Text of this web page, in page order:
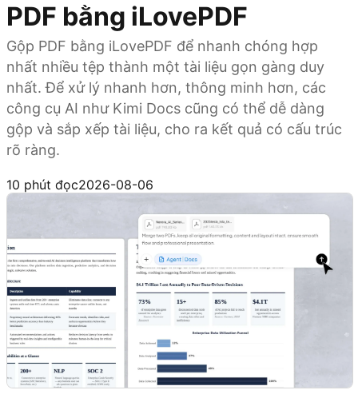
PDF bằng iLovePDF
Gộp PDF bằng iLovePDF để nhanh chóng hợp
nhất nhiều tệp thành một tài liệu gọn gàng duy
nhất. Để xử lý nhanh hơn, thông minh hơn, các
công cụ AI như Kimi Docs cũng có thể dễ dàng
gộp và sắp xếp tài liệu, cho ra kết quả có cấu trúc
rõ ràng.
10 phút đọc2026-08-06